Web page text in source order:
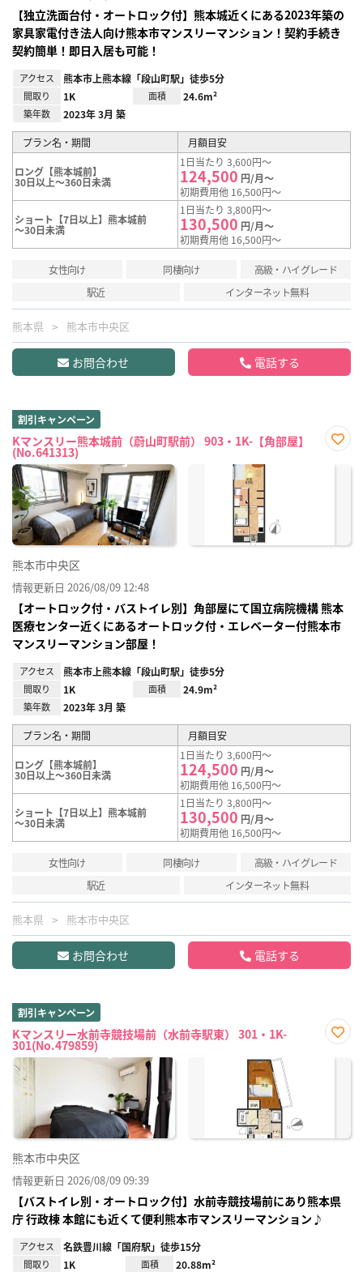
【独立洗面台付・オートロック付】熊本城近くにある2023年築の
家具家電付き法人向け熊本市マンスリーマンション！契約手続き
契約簡単！即日入居も可能！
アクセス 熊本市上熊本線「段山町駅」徒歩5分
間取り 1K 面積 24.6m²
築年数 2023年 3月 築
プラン名・期間 月額目安
ロング【熊本城前】
30日以上～360日未満
1日当たり 3,600円～
124,500 円/月～
初期費用他 16,500円～
ショート【7日以上】熊本城前
～30日未満
1日当たり 3,800円～
130,500 円/月～
初期費用他 16,500円～
女性向け 同棲向け
高級・ハイグレード
駅近
インターネット無料
熊本県 熊本市中央区
お問合わせ 電話する
割引キャンペーン
Kマンスリー熊本城前（蔚山町駅前） 903・1K-【角部屋】
(No.641313)
に入
熊本市中央区
情報更新日 2026/08/09 12:48
【オートロック付・バストイレ別】角部屋にて国立病院機構 熊本
医療センター近くにあるオートロック付・エレベーター付熊本市
マンスリーマンション部屋！
アクセス 熊本市上熊本線「段山町駅」徒歩5分
間取り 1K 面積 24.9m²
築年数 2023年 3月 築
プラン名・期間 月額目安
ロング【熊本城前】
30日以上～360日未満
1日当たり 3,600円～
124,500 円/月～
初期費用他 16,500円～
ショート【7日以上】熊本城前
～30日未満
1日当たり 3,800円～
130,500 円/月～
初期費用他 16,500円～
女性向け 同棲向け
高級・ハイグレード
駅近
インターネット無料
熊本県 熊本市中央区
お問合わせ 電話する
割引キャンペーン
Kマンスリー水前寺競技場前（水前寺駅東） 301・1K-
301(No.479859)
に入
熊本市中央区
情報更新日 2026/08/09 09:39
【バストイレ別・オートロック付】水前寺競技場前にあり熊本県
庁 行政棟 本館にも近くて便利熊本市マンスリーマンション♪
アクセス 名鉄豊川線「国府駅」徒歩15分
間取り 1K 面積 20.88m²